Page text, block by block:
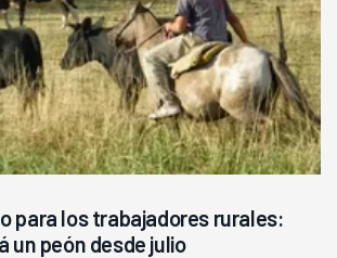
para los trabajadores rurales:
un peón desde julio